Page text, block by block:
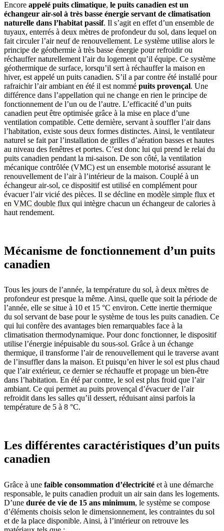
Encore appelé puits climatique, le puits canadien est un
échangeur air-sol à très basse énergie servant de climatisation
naturelle dans l’habitat passif. Il s’agit en effet d’un ensemble de
tuyaux, enterrés à deux mètres de profondeur du sol, dans lequel on
fait circuler l’air neuf de renouvellement. Le système utilise alors le
principe de géothermie à très basse énergie pour refroidir ou
réchauffer naturellement l’air du logement qu’il équipe. Ce système
géothermique de surface, lorsqu’il sert à réchauffer la maison en
hiver, est appelé un puits canadien. S’il a par contre été installé pour
rafraichir l’air ambiant en été il est nommé puits provençal. Une
différence dans l’appellation qui ne change en rien le principe de
fonctionnement de l’un ou de l’autre. L’efficacité d’un puits
canadien peut être optimisée grâce à la mise en place d’une
ventilation compatible. Cette dernière, servant à souffler l’air dans
l’habitation, existe sous deux formes distinctes. Ainsi, le ventilateur
naturel se fait par l’installation de grilles d’aération basses et hautes
au niveau des fenêtres et portes. C’est donc lui qui prend le relai du
puits canadien pendant la mi-saison. De son côté, la ventilation
mécanique contrôlée (VMC) est un ensemble motorisé assurant le
renouvellement de l’air à l’intérieur de la maison. Couplé à un
échangeur air-sol, ce dispositif est utilisé en complément pour
évacuer l’air vicié des pièces. Il se décline en modèle simple flux et
en VMC double flux qui intègre chacun un échangeur de calories à
haut rendement.
Mécanisme de fonctionnement d’un puits
canadien
Tous les jours de l’année, la température du sol, à deux mètres de
profondeur est presque la même. Ainsi, quelle que soit la période de
l’année, elle se situe à 10 et 15 °C environ. Cette inertie thermique
du sol servant de base pour le système de tous les puits canadien. Ce
qui lui confère des avantages bien remarquables face à la
climatisation thermodynamique. Pour donc fonctionner, le dispositif
utilise l’énergie inépuisable du sous-sol. Grâce à un échange
thermique, il transforme l’air de renouvellement qui le traverse avant
de l’insuffler dans la maison. Et puisqu’en hiver le sol est plus chaud
que l’air extérieur, ce dernier se réchauffe et propage un bien-être
dans l’habitation. En été par contre, le sol est plus froid que l’air
ambiant. Ce qui permet au puits provençal d’évacuer de l’air
refroidit dans les salles qu’il dessert, réduisant ainsi parfois la
température de 5 à 8 °C.
Les différentes caractéristiques d’un puits
canadien
Grâce à une faible consommation d’électricité et à une démarche
responsable, le puits canadien produit un air sain dans les logements.
D’une durée de vie de 15 ans minimum, le système se compose
d’éléments choisis selon le dimensionnement, les contraintes du sol
et de la place disponible. Ainsi, à l’intérieur on retrouve les